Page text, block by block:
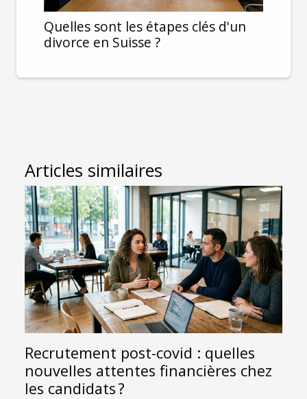
Quelles sont les étapes clés d'un
divorce en Suisse ?
Articles similaires
Recrutement post-covid : quelles
nouvelles attentes financières chez
les candidats ?